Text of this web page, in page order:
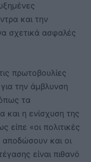
και την
σχετικά ασφαλές
πρωτοβουλίες
την άμβλυνση
τα
και η ενίσχυση της
είπε «οι πολιτικές
αποδώσουν και οι
είναι πιθανό